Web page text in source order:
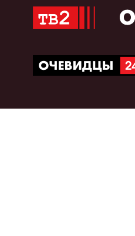
Перейти